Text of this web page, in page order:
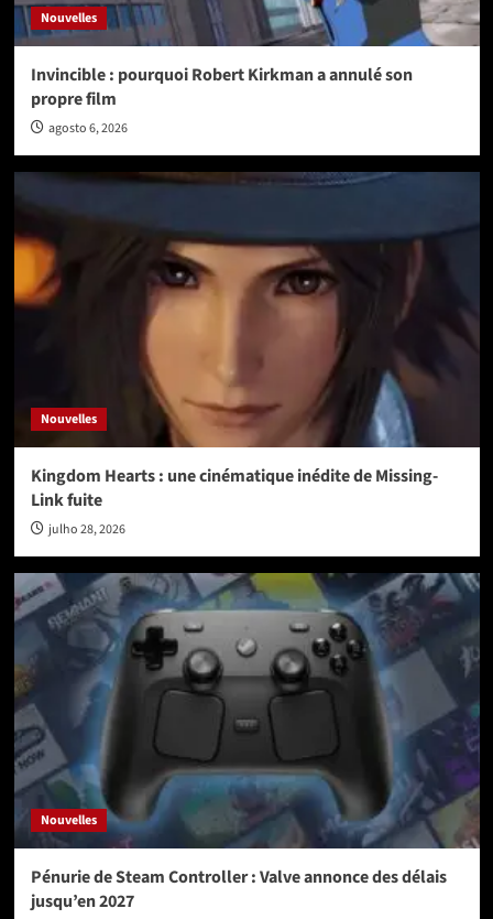
Nouvelles
Invincible : pourquoi Robert Kirkman a annulé son
propre film
agosto 6, 2026
Nouvelles
Kingdom Hearts : une cinématique inédite de Missing-
Link fuite
julho 28, 2026
Nouvelles
Pénurie de Steam Controller : Valve annonce des délais
jusqu’en 2027